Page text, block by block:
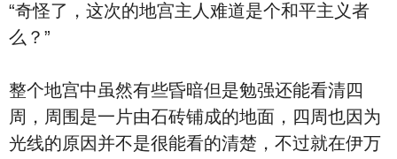
“奇怪了，这次的地宫主人难道是个和平主义者
么？”
整个地宫中虽然有些昏暗但是勉强还能看清四
周，周围是一片由石砖铺成的地面，四周也因为
光线的原因并不是很能看的清楚，不过就在伊万